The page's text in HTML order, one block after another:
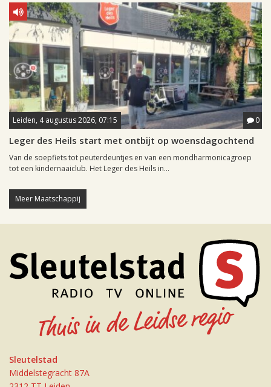
Leiden, 4 augustus 2026, 07:15 0
Leger des Heils start met ontbijt op woensdagochtend
Van de soepfiets tot peuterdeuntjes en van een mondharmonicagroep
tot een kindernaaiclub. Het Leger des Heils in...
Meer Maatschappij
Sleutelstad
Middelstegracht 87A